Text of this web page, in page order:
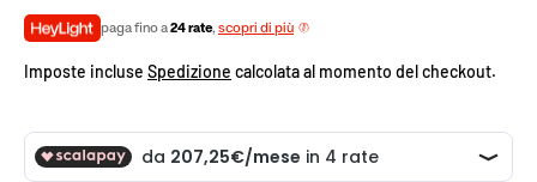
paga fino a24 rate, scopri di più
Imposte incluse Spedizione calcolata al momento del checkout.